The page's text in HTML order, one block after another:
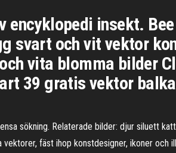
encyklopedi insekt.
svart och vit vektor
vita blomma bilder
39 gratis vektor
sökning. Relaterade bilder: djur siluett
vektorer, fäst ihop konstdesigner, ikoner